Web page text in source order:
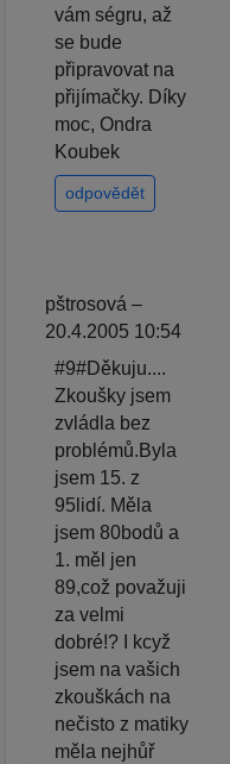
vám ségru, až
se bude
připravovat na
přijímačky. Díky
moc, Ondra
Koubek
odpovědět
pštrosová –
20.4.2005 10:54
#9#Děkuju....
Zkoušky jsem
zvládla bez
problémů.Byla
jsem 15. z
95lidí. Měla
jsem 80bodů a
1. měl jen
89,což považuji
za velmi
dobré!? I kcyž
jsem na vašich
zkouškách na
nečisto z matiky
měla nejhůř